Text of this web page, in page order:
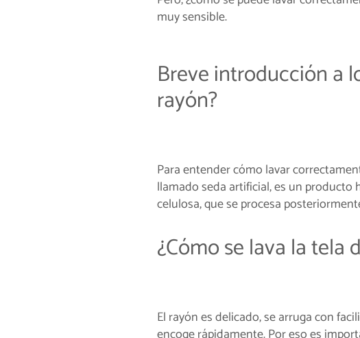
muy sensible.
Breve introducción a
rayón?
Para entender cómo lavar
llamado seda artificial, es un
celulosa, que se procesa
¿Cómo se lava la tela
El rayón es delicado, se arruga con